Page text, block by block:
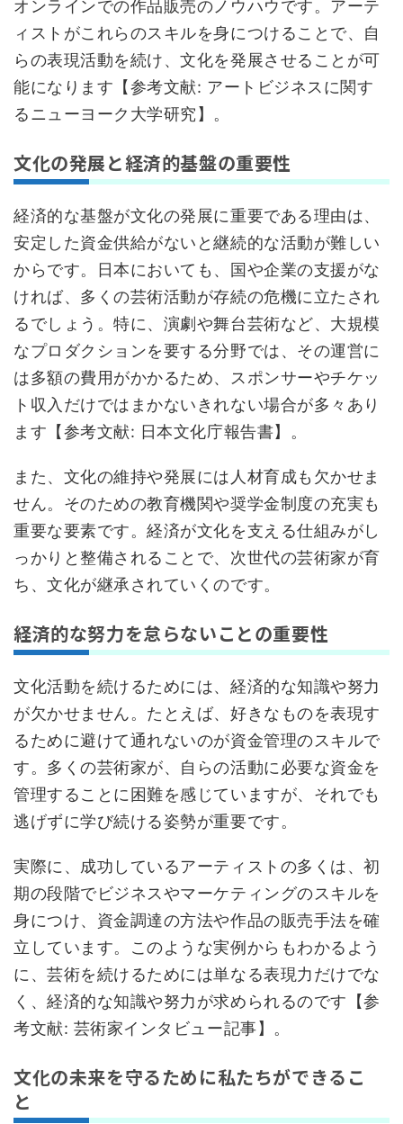
オンラインでの作品販売のノウハウです。アーテ
ィストがこれらのスキルを身につけることで、自
らの表現活動を続け、文化を発展させることが可
能になります【参考文献: アートビジネスに関す
るニューヨーク大学研究】。
文化の発展と経済的基盤の重要性
経済的な基盤が文化の発展に重要である理由は、
安定した資金供給がないと継続的な活動が難しい
からです。日本においても、国や企業の支援がな
ければ、多くの芸術活動が存続の危機に立たされ
るでしょう。特に、演劇や舞台芸術など、大規模
なプロダクションを要する分野では、その運営に
は多額の費用がかかるため、スポンサーやチケッ
ト収入だけではまかないきれない場合が多々あり
ます【参考文献: 日本文化庁報告書】。
また、文化の維持や発展には人材育成も欠かせま
せん。そのための教育機関や奨学金制度の充実も
重要な要素です。経済が文化を支える仕組みがし
っかりと整備されることで、次世代の芸術家が育
ち、文化が継承されていくのです。
経済的な努力を怠らないことの重要性
文化活動を続けるためには、経済的な知識や努力
が欠かせません。たとえば、好きなものを表現す
るために避けて通れないのが資金管理のスキルで
す。多くの芸術家が、自らの活動に必要な資金を
管理することに困難を感じていますが、それでも
逃げずに学び続ける姿勢が重要です。
実際に、成功しているアーティストの多くは、初
期の段階でビジネスやマーケティングのスキルを
身につけ、資金調達の方法や作品の販売手法を確
立しています。このような実例からもわかるよう
に、芸術を続けるためには単なる表現力だけでな
く、経済的な知識や努力が求められるのです【参
考文献: 芸術家インタビュー記事】。
文化の未来を守るために私たちができるこ
と